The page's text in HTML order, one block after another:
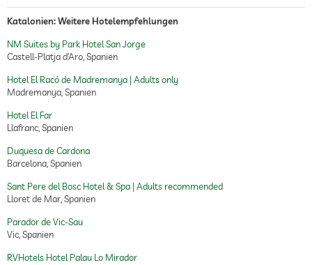
Katalonien: Weitere Hotelempfehlungen
NM Suites by Park Hotel San Jorge
Castell-Platja d’Aro, Spanien
Hotel El Racó de Madremanya | Adults only
Madremanya, Spanien
Hotel El Far
Llafranc, Spanien
Duquesa de Cardona
Barcelona, Spanien
Sant Pere del Bosc Hotel & Spa | Adults recommended
Lloret de Mar, Spanien
Parador de Vic-Sau
Vic, Spanien
RVHotels Hotel Palau Lo Mirador